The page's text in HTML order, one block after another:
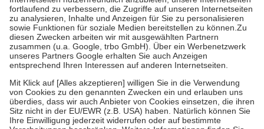
Diese Regeln gelten grundsätzlich auch für Online-Apotheken.
Bei Heilmitteln und häuslicher Krankenpflege beträgt die
Zuzahlung zehn Prozent der Kosten sowie zehn Euro je
Verordnung.
Um das Engagement der Versicherten für ihre eigene Gesundheit zu
stärken und die besondere Stellung der Familie zu unterstützen,
fallenkeine Zuzahlungenan bei:
• Kindern und Jugendlichen bis zum vollendeten 18. Lebensjahr
mit Ausnahme der Fahrkosten
• Untersuchungen zur Vorsorge und Früherkennung, die von der